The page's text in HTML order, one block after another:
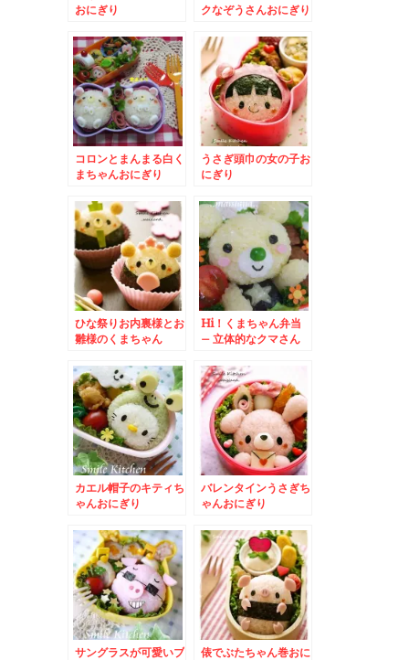
おにぎり
クなぞうさんおにぎり
コロンとまんまる白く
まちゃんおにぎり
うさぎ頭巾の女の子お
にぎり
ひな祭りお内裏様とお
雛様のくまちゃん
Hi！くまちゃん弁当
– 立体的なクマさん
カエル帽子のキティち
ゃんおにぎり
バレンタインうさぎち
ゃんおにぎり
サングラスが可愛いブ
俵でぶたちゃん巻おに